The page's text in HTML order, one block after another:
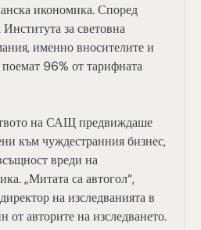
икономика. Според
за световна
именно вносителите и
96% от тарифната
на САЩ предвиждаше
към чуждестранния бизнес,
вреди на
„Митата са автогол“,
на изследванията в
авторите на изследването.